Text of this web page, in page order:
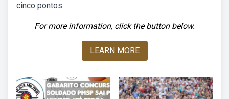
cinco pontos.
For more information, click the button below.
LEARN MORE